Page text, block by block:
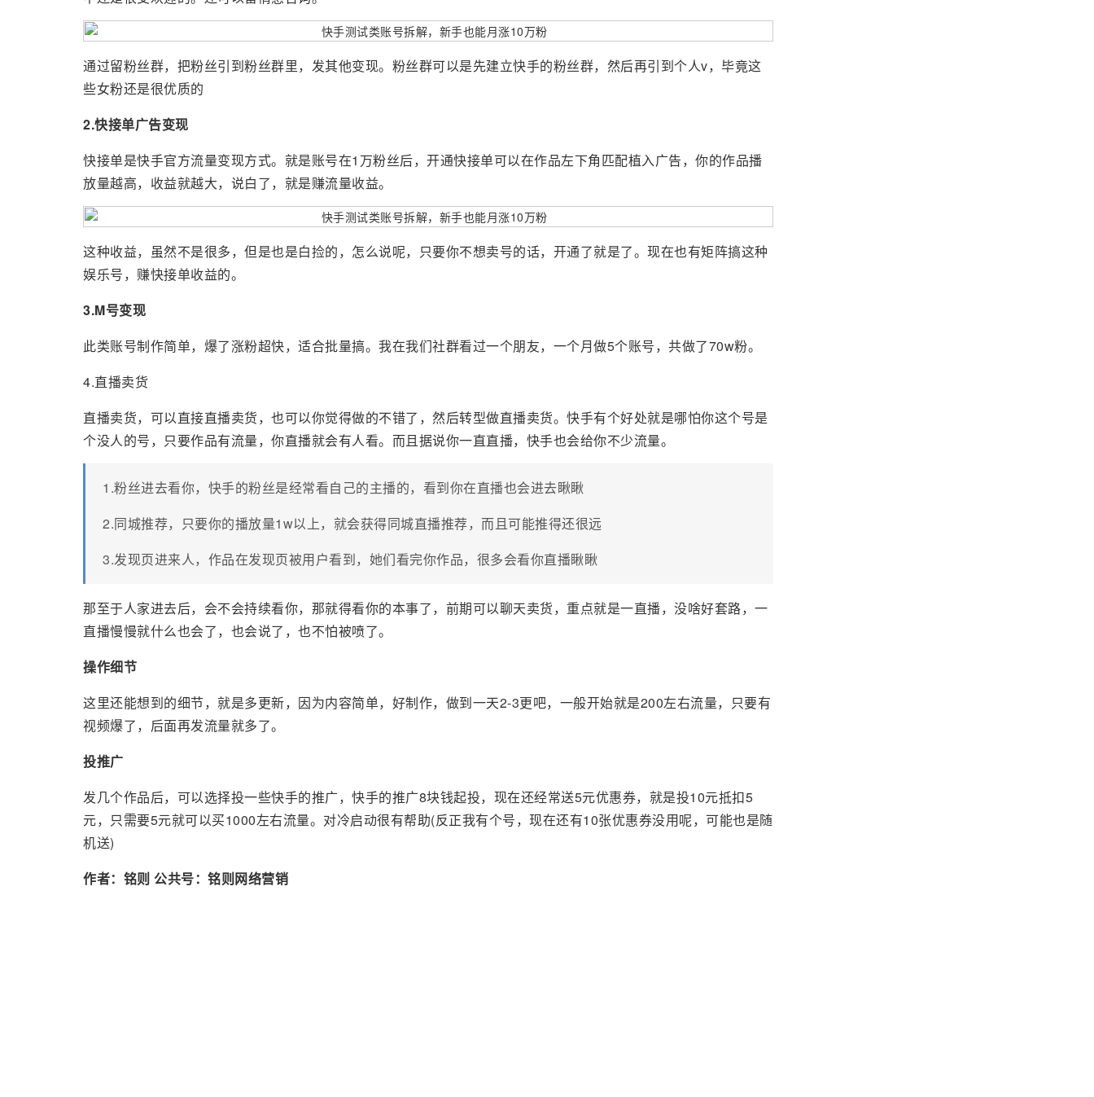
通过留粉丝群，把粉丝引到粉丝群里，发其他变现。粉丝群可以是先建立快手的粉丝群，然后再引到个人v，毕竟这
些女粉还是很优质的
2.快接单广告变现
快接单是快手官方流量变现方式。就是账号在1万粉丝后，开通快接单可以在作品左下角匹配植入广告，你的作品播
放量越高，收益就越大，说白了，就是赚流量收益。
这种收益，虽然不是很多，但是也是白捡的，怎么说呢，只要你不想卖号的话，开通了就是了。现在也有矩阵搞这种
娱乐号，赚快接单收益的。
3.M号变现
此类账号制作简单，爆了涨粉超快，适合批量搞。我在我们社群看过一个朋友，一个月做5个账号，共做了70w粉。
4.直播卖货
直播卖货，可以直接直播卖货，也可以你觉得做的不错了，然后转型做直播卖货。快手有个好处就是哪怕你这个号是
个没人的号，只要作品有流量，你直播就会有人看。而且据说你一直直播，快手也会给你不少流量。
1.粉丝进去看你，快手的粉丝是经常看自己的主播的，看到你在直播也会进去瞅瞅
2.同城推荐，只要你的播放量1w以上，就会获得同城直播推荐，而且可能推得还很远
3.发现页进来人，作品在发现页被用户看到，她们看完你作品，很多会看你直播瞅瞅
那至于人家进去后，会不会持续看你，那就得看你的本事了，前期可以聊天卖货，重点就是一直播，没啥好套路，一
直播慢慢就什么也会了，也会说了，也不怕被喷了。
操作细节
这里还能想到的细节，就是多更新，因为内容简单，好制作，做到一天2-3更吧，一般开始就是200左右流量，只要有
视频爆了，后面再发流量就多了。
投推广
发几个作品后，可以选择投一些快手的推广，快手的推广8块钱起投，现在还经常送5元优惠券，就是投10元抵扣5
元，只需要5元就可以买1000左右流量。对冷启动很有帮助(反正我有个号，现在还有10张优惠券没用呢，可能也是随
机送)
作者：铭则 公共号：铭则网络营销